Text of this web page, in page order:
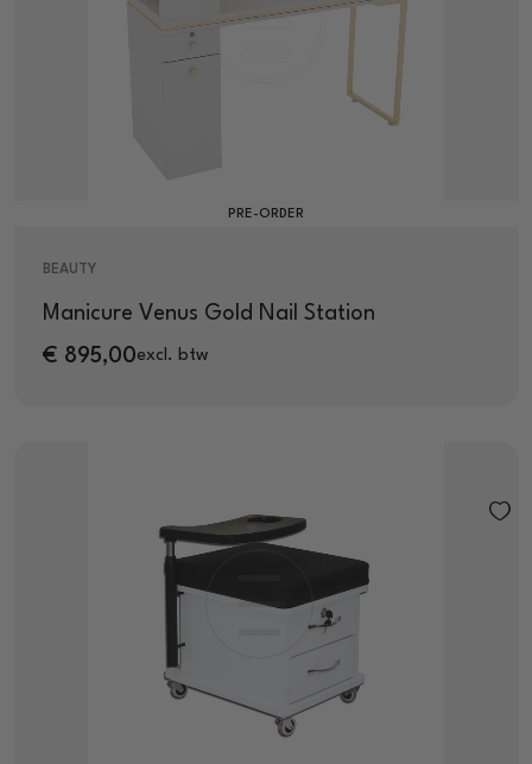
PRE-ORDER
BEAUTY
Manicure Venus Gold Nail Station
€ 895,00excl. btw